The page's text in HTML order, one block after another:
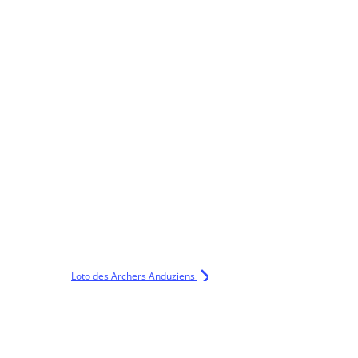
Loto des Archers Anduziens